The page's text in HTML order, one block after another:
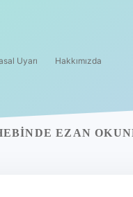
Uyarı Hakkımızda
EZAN